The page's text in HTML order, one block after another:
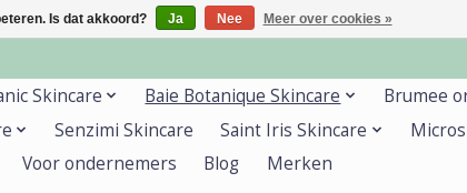
Skincare Baie Botanique Skincare
Brumee
Senzimi Skincare Saint Iris Skincare
Voor ondernemers Blog Merken
Is dat akkoord? Ja Nee Meer over cookies »